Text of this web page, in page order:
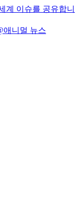
계 이슈를 공유합니
애니멀 뉴스